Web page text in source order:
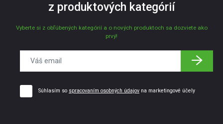
z produktových kategórií
Vyberte si z obľúbených kategórií a o nových produktoch sa dozviete ako
prvý!
Súhlasím so spracovaním osobných údajov na marketingové účely